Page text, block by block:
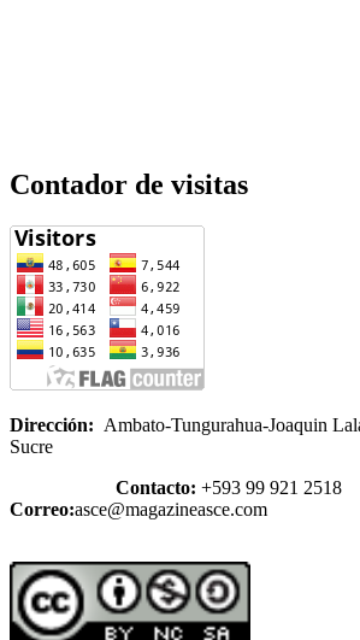
Contador de visitas
Dirección: Ambato-Tungurahua-Joaquin
Sucre
Contacto: +593 99 921
Correo:asce@magazineasce.com